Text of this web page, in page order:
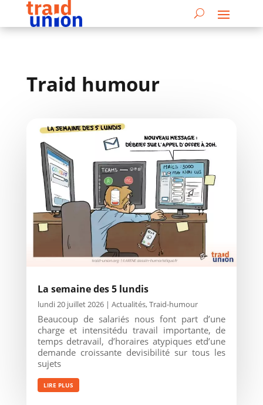
Traid humour
La semaine des 5 lundis
lundi 20 juillet 2026| Actualités,Traid-humour
Beaucoup de salariés nous font part d’une
charge et intensitédu travail importante, de
temps detravail, d’horaires atypiques etd’une
demande croissante devisibilité sur tous les
sujets
LIRE PLUS